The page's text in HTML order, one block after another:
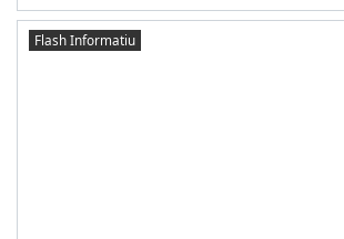
Flash Informatiu